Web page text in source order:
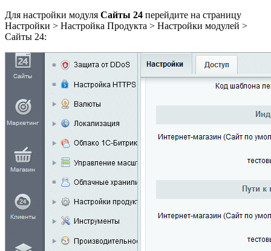
Для настройки модуля Сайты 24 перейдите на страницу
Настройки > Настройка Продукта > Настройки модулей >
Сайты 24: